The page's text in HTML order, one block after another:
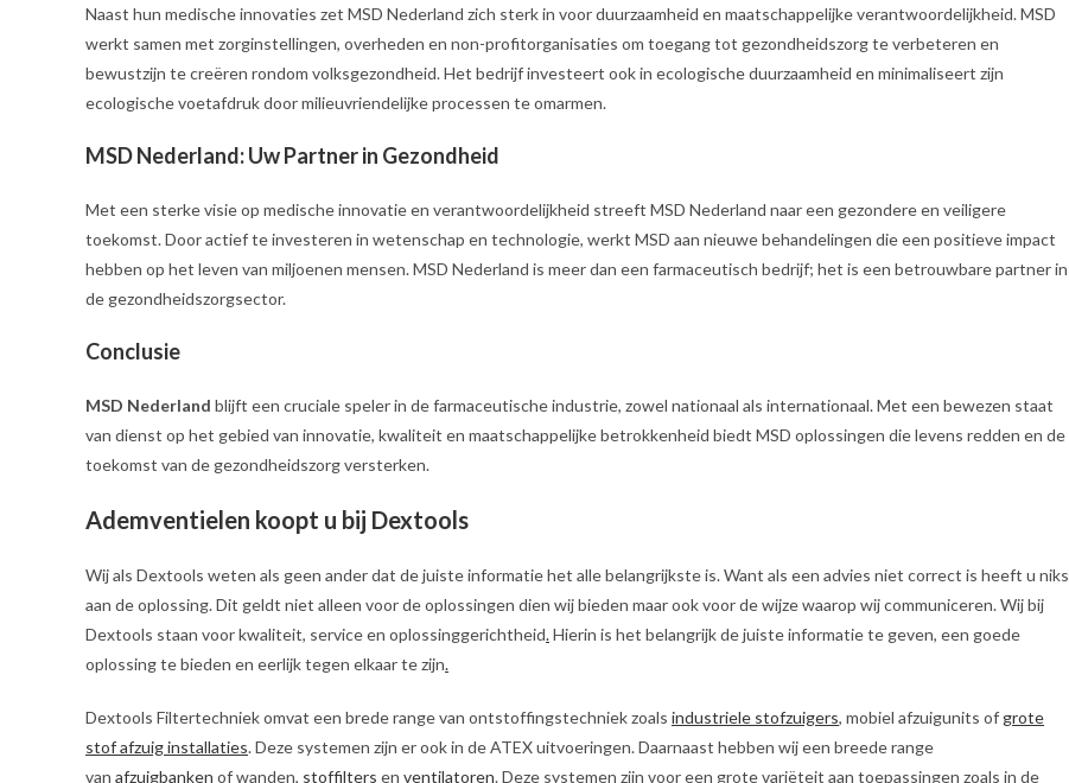
Naast hun medische innovaties zet MSD Nederland zich sterk in voor duurzaamheid en maatschappelijke verantwoordelijkheid. MSD
werkt samen met zorginstellingen, overheden en non-profitorganisaties om toegang tot gezondheidszorg te verbeteren en
bewustzijn te creëren rondom volksgezondheid. Het bedrijf investeert ook in ecologische duurzaamheid en minimaliseert zijn
ecologische voetafdruk door milieuvriendelijke processen te omarmen.
MSD Nederland: Uw Partner in Gezondheid
Met een sterke visie op medische innovatie en verantwoordelijkheid streeft MSD Nederland naar een gezondere en veiligere
toekomst. Door actief te investeren in wetenschap en technologie, werkt MSD aan nieuwe behandelingen die een positieve impact
hebben op het leven van miljoenen mensen. MSD Nederland is meer dan een farmaceutisch bedrijf; het is een betrouwbare partner in
de gezondheidszorgsector.
Conclusie
MSD Nederland blijft een cruciale speler in de farmaceutische industrie, zowel nationaal als internationaal. Met een bewezen staat
van dienst op het gebied van innovatie, kwaliteit en maatschappelijke betrokkenheid biedt MSD oplossingen die levens redden en de
toekomst van de gezondheidszorg versterken.
Ademventielen koopt u bij Dextools
Wij als Dextools weten als geen ander dat de juiste informatie het alle belangrijkste is. Want als een advies niet correct is heeft u niks
aan de oplossing. Dit geldt niet alleen voor de oplossingen dien wij bieden maar ook voor de wijze waarop wij communiceren. Wij bij
Dextools staan voor kwaliteit, service en oplossinggerichtheid.Hierin is het belangrijk de juiste informatie te geven, een goede
oplossing te bieden en eerlijk tegen elkaar te zijn.
Dextools Filtertechniek omvat een brede range van ontstoffingstechniek zoals industriele stofzuigers, mobiel afzuigunits of grote
stof afzuig installaties. Deze systemen zijn er ook in de ATEX uitvoeringen. Daarnaast hebben wij een breede range
van afzuigbanken of wanden, stoffilters en ventilatoren. Deze systemen zijn voor een grote variëteit aan toepassingen zoals in de